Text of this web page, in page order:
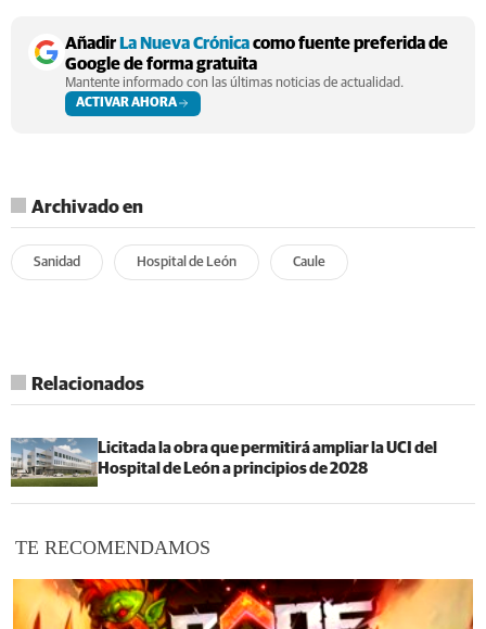
AñadirLa Nueva Crónicacomo fuente preferida de
Google de forma gratuita
Mantente informado con las últimas noticias de actualidad.
ACTIVAR AHORA
Archivado en
Sanidad Hospital de León Caule
Relacionados
Licitada la obra que permitirá ampliar la UCI del
Hospital de León a principios de 2028
TE RECOMENDAMOS